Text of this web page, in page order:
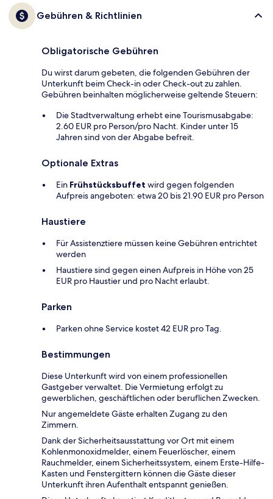
Gebühren & Richtlinien
Obligatorische Gebühren
Du wirst darum gebeten, die folgenden Gebühren der
Unterkunft beim Check-in oder Check-out zu zahlen.
Gebühren beinhalten möglicherweise geltende Steuern:
Die Stadtverwaltung erhebt eine Tourismusabgabe:
2.60 EUR pro Person/pro Nacht. Kinder unter 15
Jahren sind von der Abgabe befreit.
Optionale Extras
Ein Frühstücksbuffet wird gegen folgenden
Aufpreis angeboten: etwa 20 bis 21.90 EUR pro Person
Haustiere
Für Assistenztiere müssen keine Gebühren entrichtet
werden
Haustiere sind gegen einen Aufpreis in Höhe von 25
EUR pro Haustier und pro Nacht erlaubt.
Parken
Parken ohne Service kostet 42 EUR pro Tag.
Bestimmungen
Diese Unterkunft wird von einem professionellen
Gastgeber verwaltet. Die Vermietung erfolgt zu
gewerblichen, geschäftlichen oder beruflichen Zwecken.
Nur angemeldete Gäste erhalten Zugang zu den
Zimmern.
Dank der Sicherheitsausstattung vor Ort mit einem
Kohlenmonoxidmelder, einem Feuerlöscher, einem
Rauchmelder, einem Sicherheitssystem, einem Erste-Hilfe-
Kasten und Fenstergittern können die Gäste dieser
Unterkunft ihren Aufenthalt entspannt genießen.